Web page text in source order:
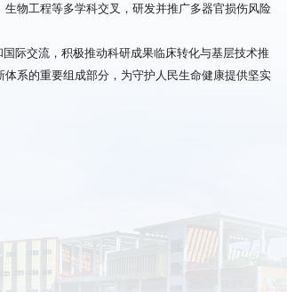
物工程等多学科交叉，研发并推广多器官损伤风险
际交流，积极推动科研成果临床转化与基层技术推
系的重要组成部分，为守护人民生命健康提供坚实